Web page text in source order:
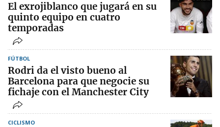
El exrojiblanco que jugará en su
quinto equipo en cuatro
temporadas
FÚTBOL
Rodri da el visto bueno al
Barcelona para que negocie su
fichaje con el Manchester City
CICLISMO